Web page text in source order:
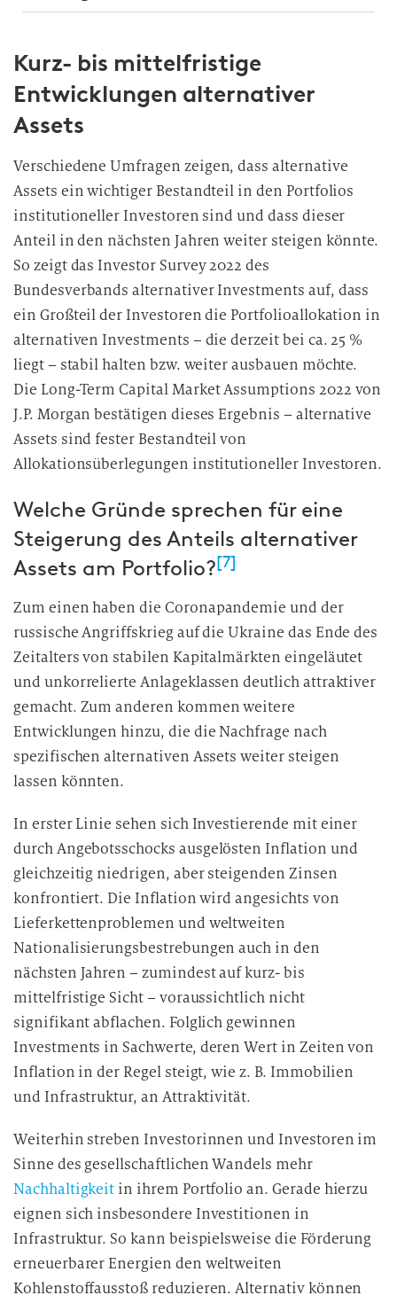
e
n
e
r
b
e
i
t
u
n
Kurz- bis mittelfristige
Entwicklungen alternativer
Assets
Verschiedene Umfragen zeigen, dass alternative
Assets ein wichtiger Bestandteil in den Portfolios
institutioneller Investoren sind und dass dieser
Anteil in den nächsten Jahren weiter steigen könnte.
So zeigt das Investor Survey 2022 des
Bundesverbands alternativer Investments auf, dass
ein Großteil der Investoren die Portfolioallokation in
alternativen Investments – die derzeit bei ca. 25 %
liegt – stabil halten bzw. weiter ausbauen möchte.
Die Long-Term Capital Market Assumptions 2022 von
J.P. Morgan bestätigen dieses Ergebnis – alternative
Assets sind fester Bestandteil von
Allokationsüberlegungen institutioneller Investoren.
Welche Gründe sprechen für eine
Steigerung des Anteils alternativer
Assets am Portfolio?[7]
Zum einen haben die Coronapandemie und der
russische Angriffskrieg auf die Ukraine das Ende des
Zeitalters von stabilen Kapitalmärkten eingeläutet
und unkorrelierte Anlageklassen deutlich attraktiver
gemacht. Zum anderen kommen weitere
Entwicklungen hinzu, die die Nachfrage nach
spezifischen alternativen Assets weiter steigen
lassen könnten.
In erster Linie sehen sich Investierende mit einer
durch Angebotsschocks ausgelösten Inflation und
gleichzeitig niedrigen, aber steigenden Zinsen
konfrontiert. Die Inflation wird angesichts von
Lieferkettenproblemen und weltweiten
Nationalisierungsbestrebungen auch in den
nächsten Jahren – zumindest auf kurz- bis
mittelfristige Sicht – voraussichtlich nicht
signifikant abflachen. Folglich gewinnen
Investments in Sachwerte, deren Wert in Zeiten von
Inflation in der Regel steigt, wie z. B. Immobilien
und Infrastruktur, an Attraktivität.
Weiterhin streben Investorinnen und Investoren im
Sinne des gesellschaftlichen Wandels mehr
Nachhaltigkeit in ihrem Portfolio an. Gerade hierzu
eignen sich insbesondere Investitionen in
Infrastruktur. So kann beispielsweise die Förderung
erneuerbarer Energien den weltweiten
Kohlenstoffausstoß reduzieren. Alternativ können